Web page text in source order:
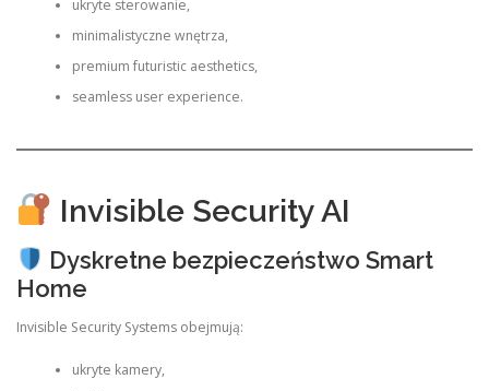
ukryte sterowanie,
minimalistyczne wnętrza,
premium futuristic aesthetics,
seamless user experience.
Invisible Security AI
Dyskretne bezpieczeństwo Smart
Home
Invisible Security Systems obejmują:
ukryte kamery,